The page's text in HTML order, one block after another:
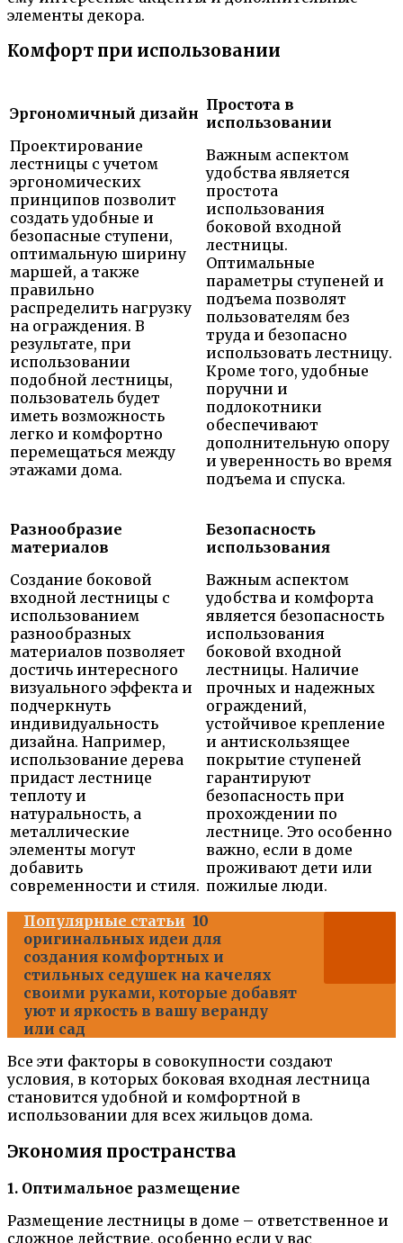
элементы декора.
Комфорт при использовании
Эргономичный дизайн
Проектирование
лестницы с учетом
эргономических
принципов позволит
создать удобные и
безопасные ступени,
оптимальную ширину
маршей, а также
правильно
распределить нагрузку
на ограждения. В
результате, при
использовании
подобной лестницы,
пользователь будет
иметь возможность
легко и комфортно
перемещаться между
этажами дома.
Простота в
использовании
Важным аспектом
удобства является
простота
использования
боковой входной
лестницы.
Оптимальные
параметры ступеней и
подъема позволят
пользователям без
труда и безопасно
использовать лестницу.
Кроме того, удобные
поручни и
подлокотники
обеспечивают
дополнительную опору
и уверенность во время
подъема и спуска.
Разнообразие
материалов
Создание боковой
входной лестницы с
использованием
разнообразных
материалов позволяет
достичь интересного
визуального эффекта и
подчеркнуть
индивидуальность
дизайна. Например,
использование дерева
придаст лестнице
теплоту и
натуральность, а
металлические
элементы могут
добавить
современности и стиля.
Безопасность
использования
Важным аспектом
удобства и комфорта
является безопасность
использования
боковой входной
лестницы. Наличие
прочных и надежных
ограждений,
устойчивое крепление
и антискользящее
покрытие ступеней
гарантируют
безопасность при
прохождении по
лестнице. Это особенно
важно, если в доме
проживают дети или
пожилые люди.
Популярные статьи 10
оригинальных идеи для
создания комфортных и
стильных седушек на качелях
своими руками, которые добавят
уют и яркость в вашу веранду
или сад
Все эти факторы в совокупности создают
условия, в которых боковая входная лестница
становится удобной и комфортной в
использовании для всех жильцов дома.
Экономия пространства
1. Оптимальное размещение
Размещение лестницы в доме – ответственное и
сложное действие, особенно если у вас